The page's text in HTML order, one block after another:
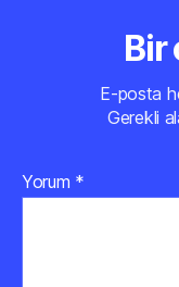
Bir
E-posta
Gerekli
Yorum *